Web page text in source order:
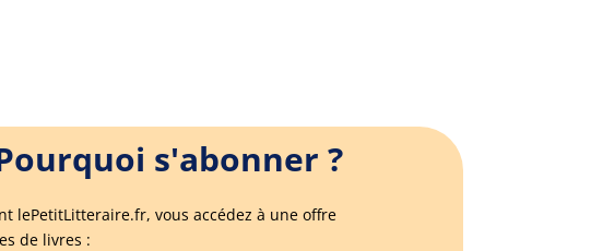
s'abonner ?
lePetitLitteraire.fr, vous accédez à une offre
de livres :